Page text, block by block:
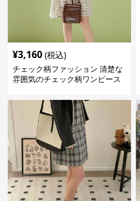
¥3,160 (税込)
チェック柄ファッション 清楚な
雰囲気のチェック柄ワンピース